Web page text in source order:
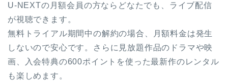
U-NEXTの月額会員の方ならどなたでも、ライブ配信
が視聴できます。
無料トライアル期間中の解約の場合、月額料金は発生
しないので安心です。さらに見放題作品のドラマや映
画、入会特典の600ポイントを使った最新作のレンタル
も楽しめます。